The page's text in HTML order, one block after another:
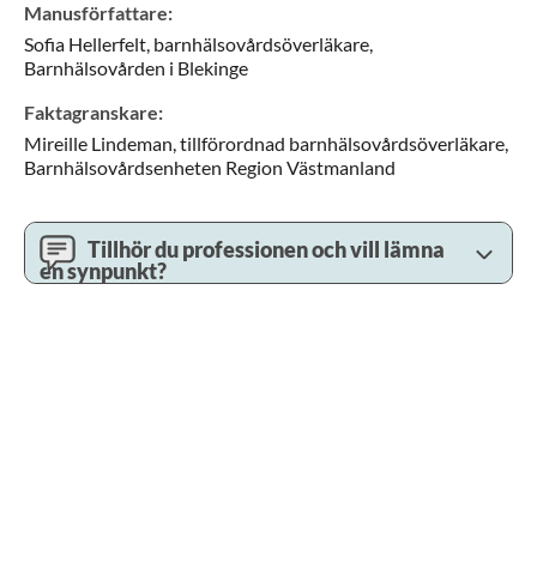
Manusförfattare:
Sofia Hellerfelt, barnhälsovårdsöverläkare,
Barnhälsovården i Blekinge
Faktagranskare:
Mireille Lindeman,tillförordnad barnhälsovårdsöverläkare,
Barnhälsovårdsenheten Region Västmanland
Tillhör du professionen och vill lämna
en synpunkt?